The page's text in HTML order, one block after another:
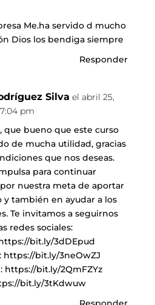
Me.ha servido d mucho
Dios los bendiga siempre
Responder
Silva el abril 25,
pm
que bueno que este curso
de mucha utilidad, gracias
que nos deseas.
para continuar
nuestra meta de aportar
también en ayudar a los
Te invitamos a seguirnos
redes sociales:
bit.ly/3dDEpud
https://bit.ly/3neOwZJ
https://bit.ly/2QmFZYz
bit.ly/3tKdwuw